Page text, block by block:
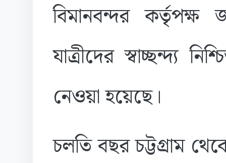
বিমানবন্দর
যাত্রীদের স্বাচ্ছন্দ্য
নেওয়া হয়েছে।
চলতি বছর চট্টগ্রাম